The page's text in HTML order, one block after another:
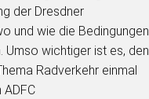
der Dresdner
und wie die Bedingungen
Umso wichtiger ist es, den
Radverkehr einmal
ADFC